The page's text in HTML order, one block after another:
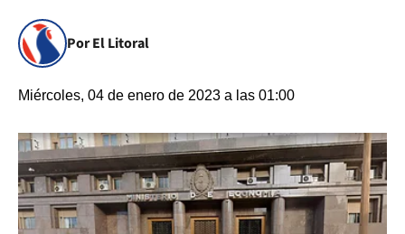
Por El Litoral
Miércoles, 04 de enero de 2023 a las 01:00